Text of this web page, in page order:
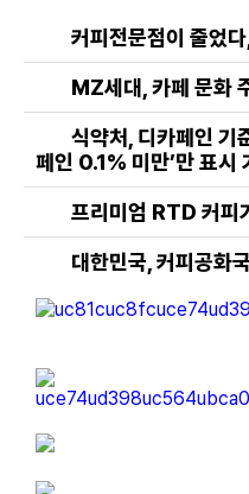
커피전문점이 줄었
MZ세대, 카페 문화
식약처, 디카페인
페인 0.1% 미만’만 표시
프리미엄 RTD 커피
대한민국, 커피공화